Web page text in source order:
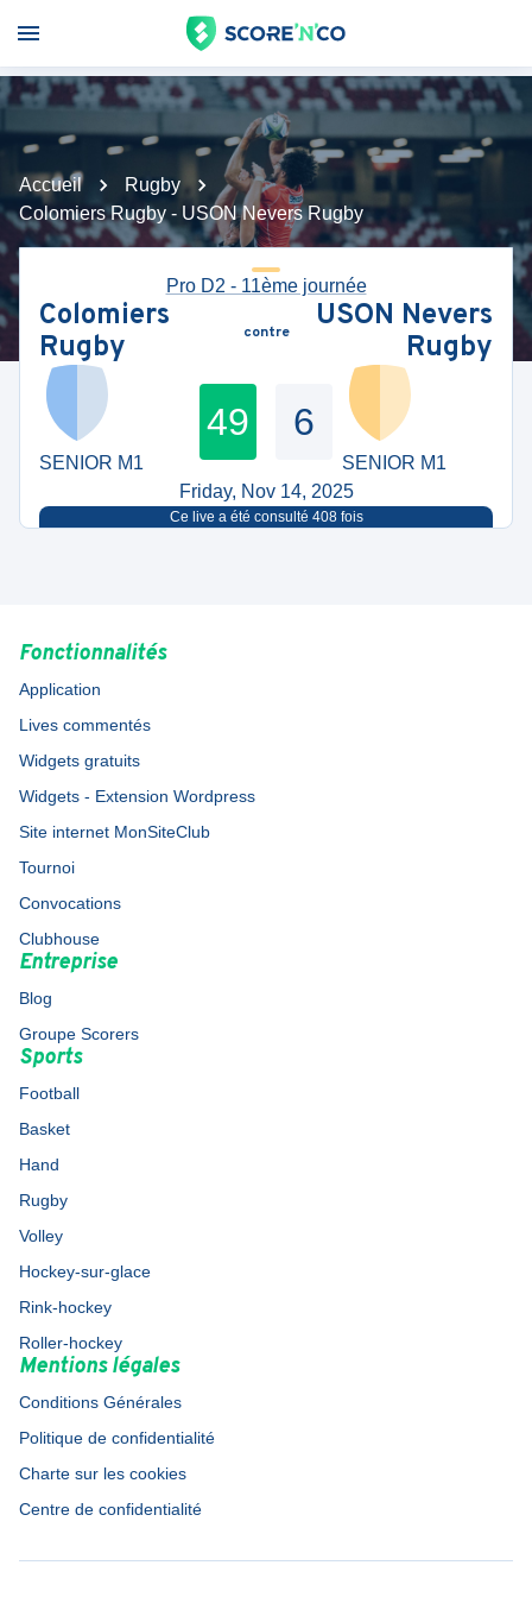
Accueil
Rugby
Colomiers Rugby - USON Nevers Rugby
Pro D2 - 11ème journée
Colomiers
Rugby
contre
USON Nevers
Rugby
SENIOR M1
49 6
SENIOR M1
Friday, Nov 14, 2025
Ce live a été consulté 408fois
Fonctionnalités
Application
Lives commentés
Widgets gratuits
Widgets - Extension Wordpress
Site internet MonSiteClub
Tournoi
Convocations
Clubhouse
Entreprise
Blog
Groupe Scorers
Sports
Football
Basket
Hand
Rugby
Volley
Hockey-sur-glace
Rink-hockey
Roller-hockey
Mentions légales
Conditions Générales
Politique de confidentialité
Charte sur les cookies
Centre de confidentialité